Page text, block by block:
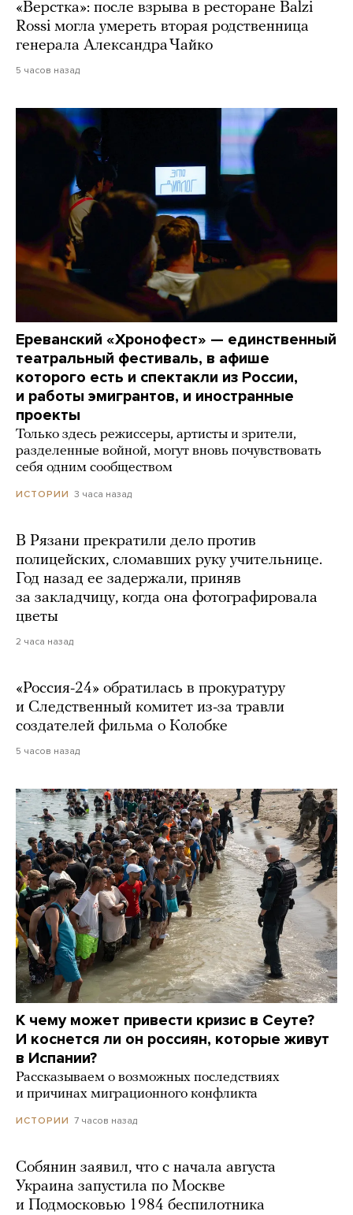
«Верстка»: после взрыва в ресторане Balzi
Rossi могла умереть вторая родственница
генерала Александра Чайко
5 часов назад
Ереванский «Хронофест» — единственный
театральный фестиваль, в афише
которого есть и спектакли из России,
и работы эмигрантов, и иностранные
проекты
Только здесь режиссеры, артисты и зрители,
разделенные войной, могут вновь почувствовать
себя одним сообществом
ИСТОРИИ 3 часа назад
В Рязани прекратили дело против
полицейских, сломавших руку учительнице.
Год назад ее задержали, приняв
за закладчицу, когда она фотографировала
цветы
2 часа назад
«Россия-24» обратилась в прокуратуру
и Следственный комитет из-за травли
создателей фильма о Колобке
5 часов назад
К чему может привести кризис в Сеуте?
И коснется ли он россиян, которые живут
в Испании?
Рассказываем о возможных последствиях
и причинах миграционного конфликта
ИСТОРИИ 7 часов назад
Собянин заявил, что с начала августа
Украина запустила по Москве
и Подмосковью 1984 беспилотника